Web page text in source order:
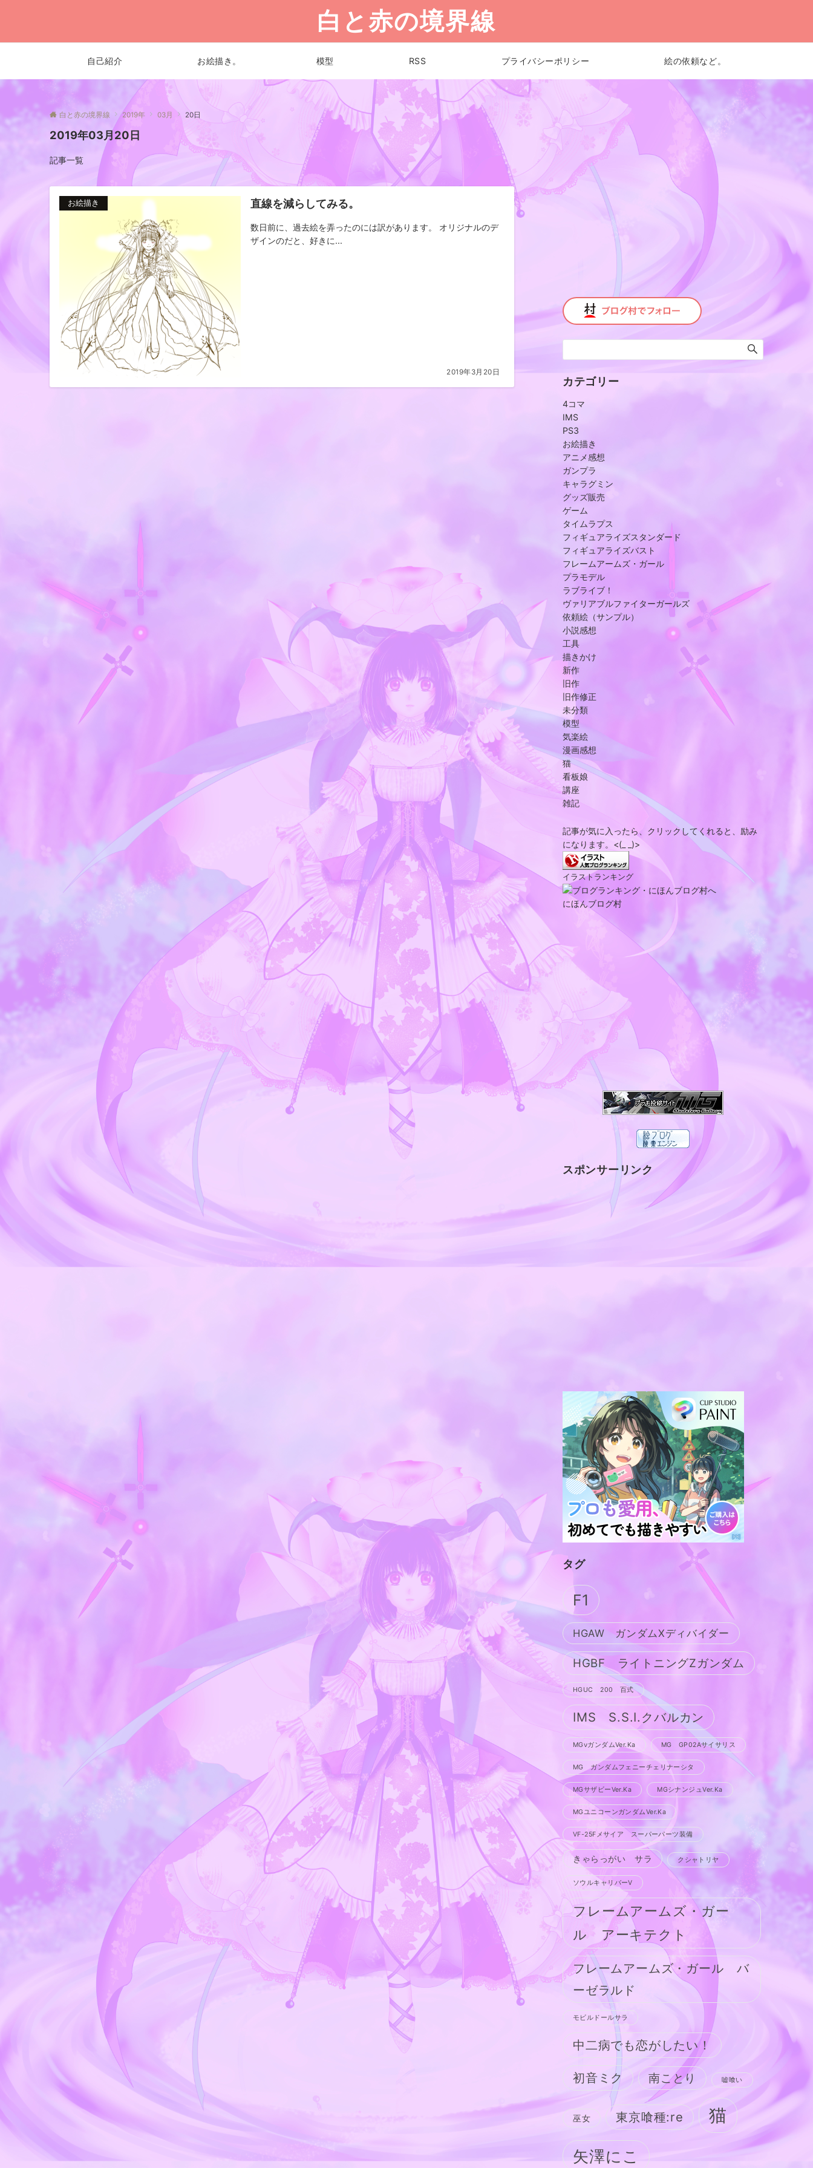
白と赤の境界線
自己紹介 お絵描き。 模型 RSS プライバシーポリシー 絵の依頼など。
白と赤の境界線 2019年 03月 20日
2019年03月20日
記事一覧
お絵描き 直線を減らしてみる。
数日前に、過去絵を弄ったのには訳があります。 オリジナルのデ
ザインのだと、好きに...
2019年3月20日
カテゴリー
4コマ
IMS
PS3
お絵描き
アニメ感想
ガンプラ
キャラグミン
グッズ販売
ゲーム
タイムラプス
フィギュアライズスタンダード
フィギュアライズバスト
フレームアームズ・ガール
プラモデル
ラブライブ！
ヴァリアブルファイターガールズ
依頼絵（サンプル）
小説感想
工具
描きかけ
新作
旧作
旧作修正
未分類
模型
気楽絵
漫画感想
猫
看板娘
講座
雑記
記事が気に入ったら、クリックしてくれると、励み
になります。<(_ _)>
イラストランキング
にほんブログ村
スポンサーリンク
タグ
F1
HGAW ガンダムXディバイダー
HGBF ライトニングZガンダム
HGUC 200 百式
IMS S.S.I.クバルカン
MGνガンダムVer.Ka MG GP02Aサイサリス
MG ガンダムフェニーチェリナーシタ
MGサザビーVer.Ka MGシナンジュVer.Ka
MGユニコーンガンダムVer.Ka
VF-25Fメサイア スーパーパーツ装備
きゃらっがい サラ クシャトリヤ
ソウルキャリバーV
フレームアームズ・ガー
ル アーキテクト
フレームアームズ・ガール バ
ーゼラルド
モビルドールサラ
中二病でも恋がしたい！
初音ミク 南ことり 嘘喰い
巫女 東京喰種:re 猫
矢澤にこ